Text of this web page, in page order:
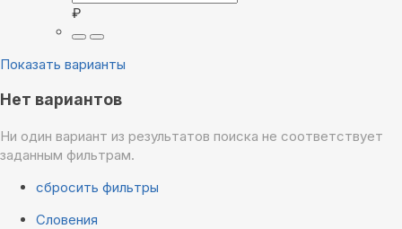
₽
Показать варианты
Нет вариантов
Ни один вариант из результатов поиска не соответствует
заданным фильтрам.
сбросить фильтры
Словения